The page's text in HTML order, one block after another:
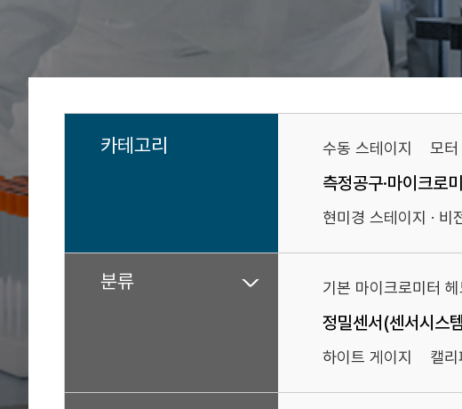
카테고리 수동 스테이지 모터
측정공구·마이크로
현미경 스테이지 · 비
분류 기본 마이크로미터 헤
정밀센서(센서시스
하이트 게이지
캘